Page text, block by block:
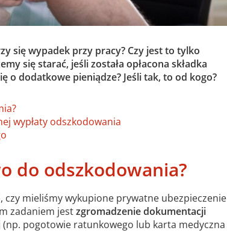
się wypadek przy pracy? Czy jest to tylko
się starać, jeśli została opłacona składka
o dodatkowe pieniądze? Jeśli tak, to od kogo?
wypłaty odszkodowania
do odszkodowania?
mieliśmy wykupione prywatne ubezpieczenie
zadaniem jestzgromadzenie dokumentacji
pogotowie ratunkowego lub karta medyczna